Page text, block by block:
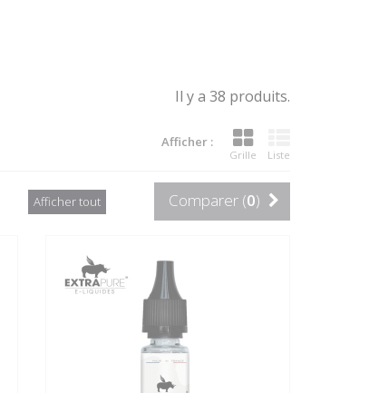
Il y a 38 produits.
Afficher :
Grille Liste
Comparer (0)
Afficher tout